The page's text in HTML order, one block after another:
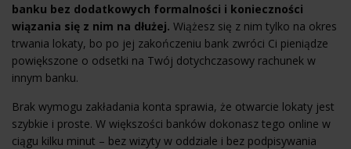
banku bez dodatkowych formalności i konieczności
wiązania się z nim na dłużej. Wiążesz się z nim tylko na okres
trwania lokaty, bo po jej zakończeniu bank zwróci Ci pieniądze
powiększone o odsetki na Twój dotychczasowy rachunek w
innym banku.
Brak wymogu zakładania konta sprawia, że otwarcie lokaty jest
szybkie i proste. W większości banków dokonasz tego online w
ciągu kilku minut – bez wizyty w oddziale i bez podpisywania